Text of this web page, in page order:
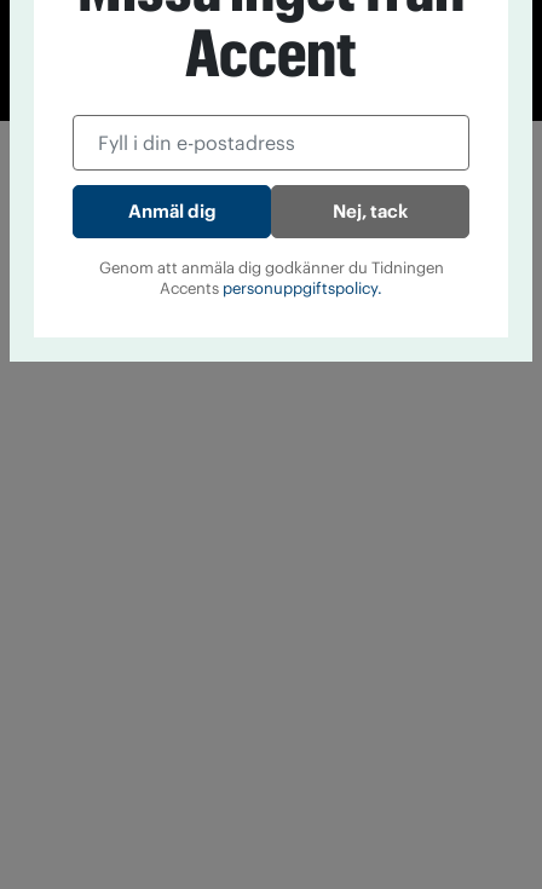
© Tidningen Accent 2026
Cookiepolicy
Personuppgiftspolicy
Accent
Nej, tack
Genom att anmäla dig godkänner du Tidningen
Accents personuppgiftspolicy.